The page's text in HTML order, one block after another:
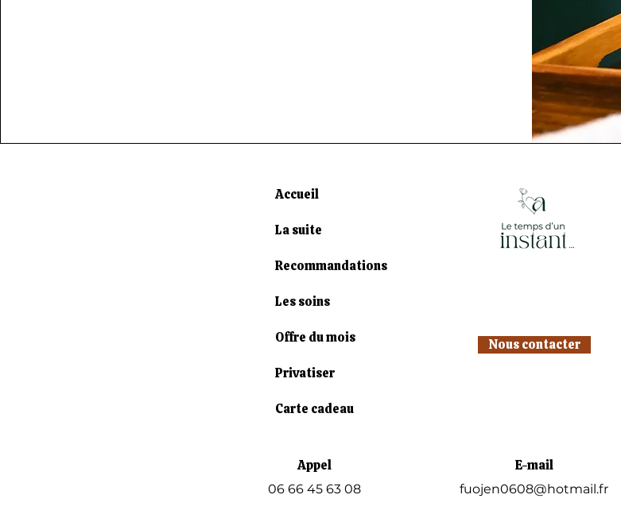
Accueil
La suite
Recommandations
Les soins
Offre du mois
Privatiser
Carte cadeau
Nous contacter
Appel
06 66 45 63 08
E-mail
fuojen0608@hotmail.fr